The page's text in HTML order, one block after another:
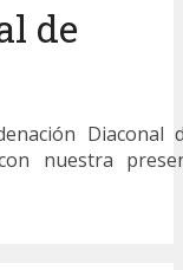
de
Diaconal
nuestra